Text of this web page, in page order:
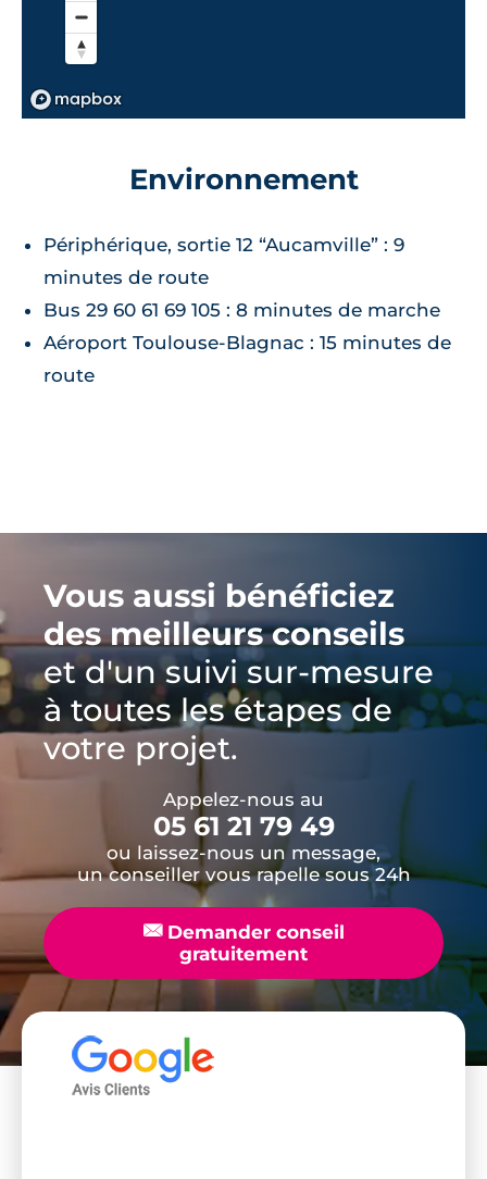
Environnement
Périphérique, sortie 12 “Aucamville” : 9
minutes de route
Bus 29 60 61 69 105 : 8 minutes de marche
Aéroport Toulouse-Blagnac : 15 minutes de
route
Vous aussi bénéficiez
des meilleurs conseils
et d'un suivi sur-mesure
à toutes les étapes de
votre projet.
Appelez-nous au
05 61 21 79 49
ou laissez-nous un message,
un conseiller vous rapelle sous 24h
📧Demander conseil
gratuitement